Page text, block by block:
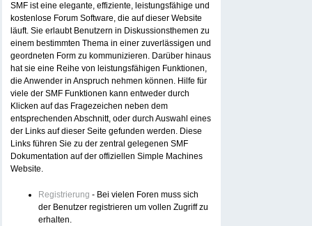
SMF ist eine elegante, effiziente, leistungsfähige und
kostenlose Forum Software, die auf dieser Website
läuft. Sie erlaubt Benutzern in Diskussionsthemen zu
einem bestimmten Thema in einer zuverlässigen und
geordneten Form zu kommunizieren. Darüber hinaus
hat sie eine Reihe von leistungsfähigen Funktionen,
die Anwender in Anspruch nehmen können. Hilfe für
viele der SMF Funktionen kann entweder durch
Klicken auf das Fragezeichen neben dem
entsprechenden Abschnitt, oder durch Auswahl eines
der Links auf dieser Seite gefunden werden. Diese
Links führen Sie zu der zentral gelegenen SMF
Dokumentation auf der offiziellen Simple Machines
Website.
Registrierung - Bei vielen Foren muss sich
der Benutzer registrieren um vollen Zugriff zu
erhalten.